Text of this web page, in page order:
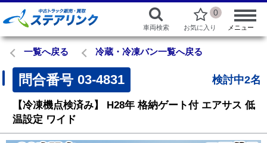
車両検索
0
お気に入り メニュー
一覧へ戻る 冷蔵・冷凍バン一覧へ戻る
問合番号 03-4831 検討中2名
【冷凍機点検済み】 H28年 格納ゲート付 エアサス 低
温設定 ワイド